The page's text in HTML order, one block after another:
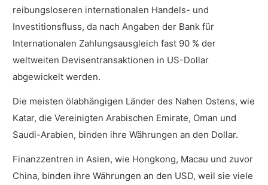
reibungsloseren internationalen Handels- und
Investitionsfluss, da nach Angaben der Bank für
Internationalen Zahlungsausgleich fast 90 % der
weltweiten Devisentransaktionen in US-Dollar
abgewickelt werden.
Die meisten ölabhängigen Länder des Nahen Ostens, wie
Katar, die Vereinigten Arabischen Emirate, Oman und
Saudi-Arabien, binden ihre Währungen an den Dollar.
Finanzzentren in Asien, wie Hongkong, Macau und zuvor
China, binden ihre Währungen an den USD, weil sie viele